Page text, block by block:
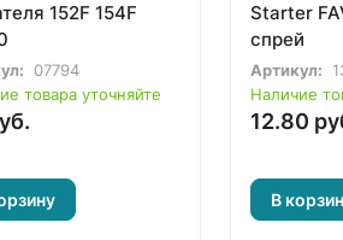
152F 154F
07794
товара уточняйте
Starter
спрей
Артикул:
Наличие
12.80
В